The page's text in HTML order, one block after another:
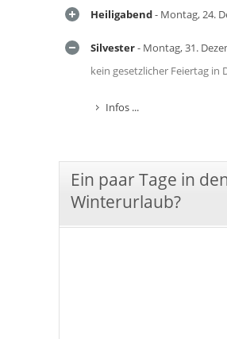
Heiligabend- Montag, 24.
Silvester- Montag, 31.
kein gesetzlicher Feiertag in
Infos ...
Ein paar Tage in
Winterurlaub?